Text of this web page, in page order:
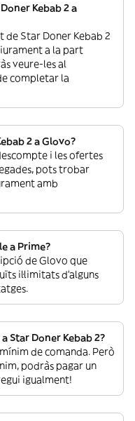
Kebab 2 a
de Star Doner Kebab 2
a la part
veure-les al
completar la
2 a Glovo?
i les ofertes
pots trobar
amb
a Prime?
de Glovo que
il·limitats d’alguns
Star Doner Kebab 2?
de comanda. Però
podràs pagar un
igualment!